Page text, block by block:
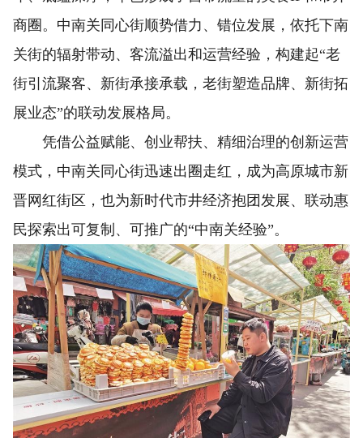
商圈。中南关同心街顺势借力、错位发展，依托下南
关街的辐射带动、客流溢出和运营经验，构建起“老
街引流聚客、新街承接承载，老街塑造品牌、新街拓
展业态”的联动发展格局。
凭借公益赋能、创业帮扶、精细治理的创新运营
模式，中南关同心街迅速出圈走红，成为高原城市新
晋网红街区，也为新时代市井经济抱团发展、联动惠
民探索出可复制、可推广的“中南关经验”。